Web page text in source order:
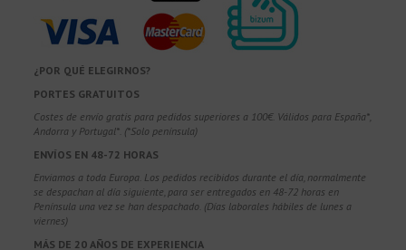
¿POR QUÉ ELEGIRNOS?
PORTES GRATUITOS
Costes de envío gratis para pedidos superiores a 100€. Válidos para España*,
Andorra y Portugal*. (*Solo península)
ENVÍOS EN 48-72 HORAS
Enviamos a toda Europa. Los pedidos recibidos durante el día, normalmente
se despachan al día siguiente, para ser entregados en 48-72 horas en
Península una vez se han despachado. (Días laborales hábiles de lunes a
viernes)
MÁS DE 20 AÑOS DE EXPERIENCIA